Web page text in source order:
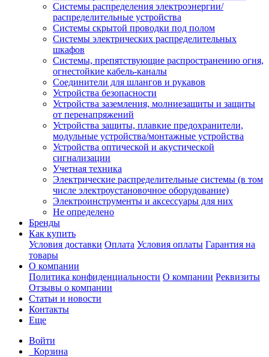
Системы распределения электроэнергии/
распределительные устройства
Системы скрытой проводки под полом
Системы электрических распределительных
шкафов
Системы, препятствующие распространению огня,
огнестойкие кабель-каналы
Соединители для шлангов и рукавов
Устройства безопасности
Устройства заземления, молниезащиты и защиты
от перенапряжений
Устройства защиты, плавкие предохранители,
модульные устройства/монтажные устройства
Устройства оптической и акустической
сигнализации
Учетная техника
Электрические распределительные системы (в том
числе электроустановочное оборудование)
Электроинструменты и аксессуары для них
Не определено
Бренды
Как купить
Условия доставки Оплата Условия оплаты Гарантия на
товары
О компании
Политика конфиденциальности О компании Реквизиты
Отзывы о компании
Статьи и новости
Контакты
Еще
Войти
Корзина